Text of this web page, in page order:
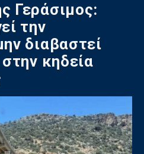
Γεράσιμος:
την
διαβαστεί
κηδεία